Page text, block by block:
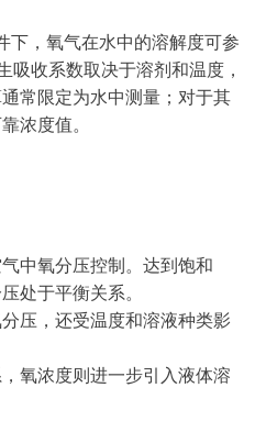
下，氧气在水中的溶解度可参
吸收系数取决于溶剂和温度，
常限定为水中测量；对于其
浓度值。
中氧分压控制。达到饱和
处于平衡关系。
压，还受温度和溶液种类影
氧浓度则进一步引入液体溶